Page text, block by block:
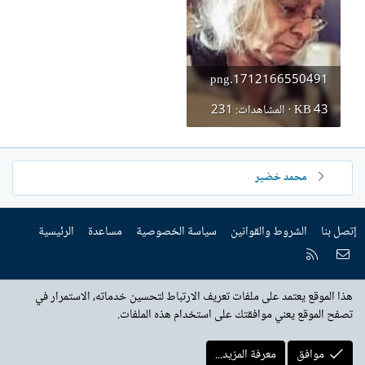
1712166550491.png
43 KB · المشاهدات: 231
محمد خضير
إتصل بنا الشروط والقوانين سياسة الخصوصية مساعدة الرئيسية
إتصل بنا
هذا الموقع يعتمد على ملفات تعريف الارتباط لتحسين خدماته، الاستمرار في
تصفح الموقع يعني موافقتك على استخدام هذه الملفات.
موافق
معرفة المزيد...